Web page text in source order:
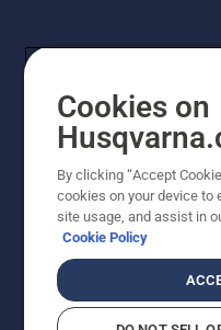
© Husqvarna AB
den Preisangaben
Preisempfehlungen
Preisempfehlungen
den
Cookies on
By clicking “Accept
cookies on your device to
site usage, and assist in
Cookie Policy